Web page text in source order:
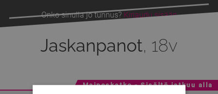
Onko sinulla jo tunnus? Kirjaudu sisään
Jaskanpanot, 18v
Mainoskatko - Sisältö jatkuu alla